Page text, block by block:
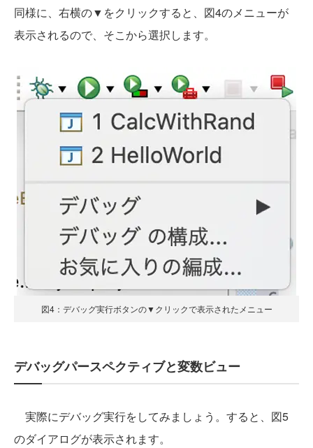
同様に、右横の▼をクリックすると、図4のメニューが
表示されるので、そこから選択します。
図4：デバッグ実行ボタンの▼クリックで表示されたメニュー
デバッグパースペクティブと変数ビュー
実際にデバッグ実行をしてみましょう。すると、図5
のダイアログが表示されます。